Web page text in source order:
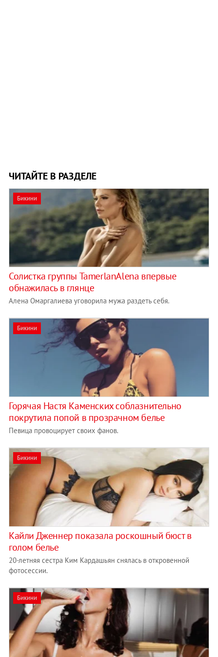
ЧИТАЙТЕ В РАЗДЕЛЕ
Бикини
Солистка группы TamerlanAlena впервые
обнажилась в глянце
Алена Омаргалиева уговорила мужа раздеть себя.
Бикини
Горячая Настя Каменских соблазнительно
покрутила попой в прозрачном белье
Певица провоцирует своих фанов.
Бикини
Кайли Дженнер показала роскошный бюст в
голом белье
20-летняя сестра Ким Кардашьян снялась в откровенной
фотосессии.
Бикини